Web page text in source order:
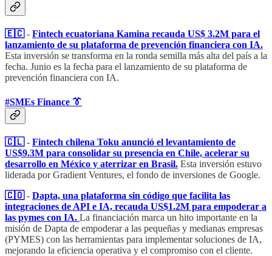
🇪🇨- Fintech ecuatoriana Kamina recauda US$ 3.2M para el
lanzamiento de su plataforma de prevención financiera con IA.
Esta inversión se transforma en la ronda semilla más alta del país a la
fecha. Junio es la fecha para el lanzamiento de su plataforma de
prevención financiera con IA.
#SMEs Finance 👔
🇨🇱- Fintech chilena Toku anunció el levantamiento de
US$9.3M para consolidar su presencia en Chile, acelerar su
desarrollo en México y aterrizar en Brasil. Esta inversión estuvo
liderada por Gradient Ventures, el fondo de inversiones de Google.
🇨🇴- Dapta, una plataforma sin código que facilita las
integraciones de API e IA, recauda US$1.2M para empoderar a
las pymes con IA. La financiación marca un hito importante en la
misión de Dapta de empoderar a las pequeñas y medianas empresas
(PYMES) con las herramientas para implementar soluciones de IA,
mejorando la eficiencia operativa y el compromiso con el cliente.